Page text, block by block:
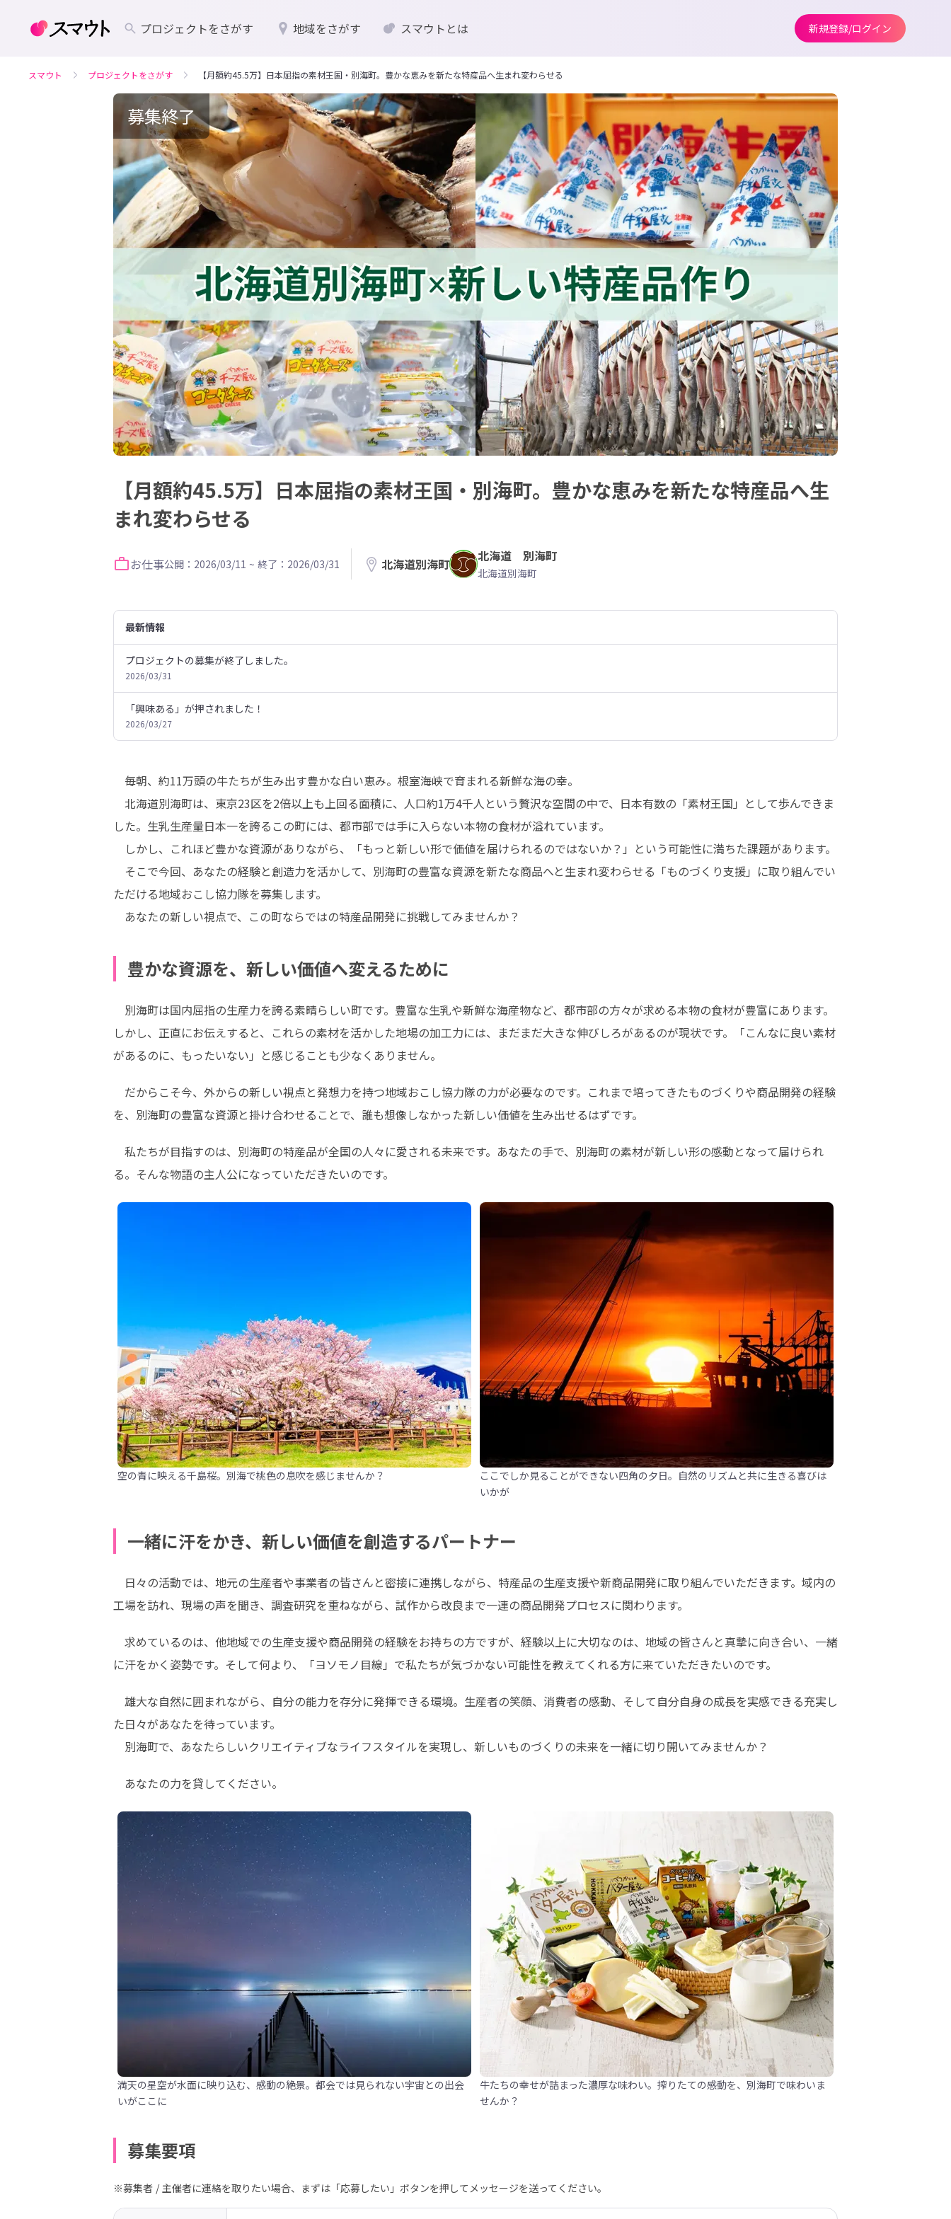
プロジェクトをさがす 地域をさがす スマウトとは 新規登録/ログイン
スマウト プロジェクトをさがす 【月額約45.5万】日本屈指の素材王国・別海町。豊かな恵みを新たな特産品へ生まれ変わらせる
募集終了
【月額約45.5万】日本屈指の素材王国・別海町。豊かな恵みを新たな特産品へ生
まれ変わらせる
お仕事公開：2026/03/11 ~ 終了：2026/03/31 北海道別海町 北海道 別海町
北海道別海町
最新情報
プロジェクトの募集が終了しました。
2026/03/31
「興味ある」が押されました！
2026/03/27
毎朝、約11万頭の牛たちが生み出す豊かな白い恵み。根室海峡で育まれる新鮮な海の幸。
北海道別海町は、東京23区を2倍以上も上回る面積に、人口約1万4千人という贅沢な空間の中で、日本有数の「素材王国」として歩んできま
した。生乳生産量日本一を誇るこの町には、都市部では手に入らない本物の食材が溢れています。
しかし、これほど豊かな資源がありながら、「もっと新しい形で価値を届けられるのではないか？」という可能性に満ちた課題があります。
そこで今回、あなたの経験と創造力を活かして、別海町の豊富な資源を新たな商品へと生まれ変わらせる「ものづくり支援」に取り組んでい
ただける地域おこし協力隊を募集します。
あなたの新しい視点で、この町ならではの特産品開発に挑戦してみませんか？
豊かな資源を、新しい価値へ変えるために
別海町は国内屈指の生産力を誇る素晴らしい町です。豊富な生乳や新鮮な海産物など、都市部の方々が求める本物の食材が豊富にあります。
しかし、正直にお伝えすると、これらの素材を活かした地場の加工力には、まだまだ大きな伸びしろがあるのが現状です。「こんなに良い素材
があるのに、もったいない」と感じることも少なくありません。
だからこそ今、外からの新しい視点と発想力を持つ地域おこし協力隊の力が必要なのです。これまで培ってきたものづくりや商品開発の経験
を、別海町の豊富な資源と掛け合わせることで、誰も想像しなかった新しい価値を生み出せるはずです。
私たちが目指すのは、別海町の特産品が全国の人々に愛される未来です。あなたの手で、別海町の素材が新しい形の感動となって届けられ
る。そんな物語の主人公になっていただきたいのです。
空の青に映える千島桜。別海で桃色の息吹を感じませんか？
ここでしか見ることができない四角の夕日。自然のリズムと共に生きる喜びは
いかが
一緒に汗をかき、新しい価値を創造するパートナー
日々の活動では、地元の生産者や事業者の皆さんと密接に連携しながら、特産品の生産支援や新商品開発に取り組んでいただきます。域内の
工場を訪れ、現場の声を聞き、調査研究を重ねながら、試作から改良まで一連の商品開発プロセスに関わります。
求めているのは、他地域での生産支援や商品開発の経験をお持ちの方ですが、経験以上に大切なのは、地域の皆さんと真摯に向き合い、一緒
に汗をかく姿勢です。そして何より、「ヨソモノ目線」で私たちが気づかない可能性を教えてくれる方に来ていただきたいのです。
雄大な自然に囲まれながら、自分の能力を存分に発揮できる環境。生産者の笑顔、消費者の感動、そして自分自身の成長を実感できる充実し
た日々があなたを待っています。
別海町で、あなたらしいクリエイティブなライフスタイルを実現し、新しいものづくりの未来を一緒に切り開いてみませんか？
あなたの力を貸してください。
満天の星空が水面に映り込む、感動の絶景。都会では見られない宇宙との出会
いがここに
牛たちの幸せが詰まった濃厚な味わい。搾りたての感動を、別海町で味わいま
せんか？
募集要項
※募集者 / 主催者に連絡を取りたい場合、まずは「応募したい」ボタンを押してメッセージを送ってください。